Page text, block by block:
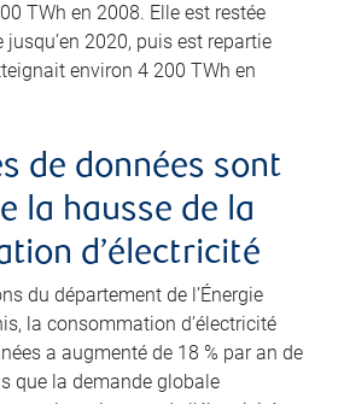
TWh en 2008. Elle est restée
2020, puis est repartie
environ 4 200 TWh en
de données sont
la hausse de la
d’électricité
du département de l’Énergie
la consommation d’électricité
a augmenté de 18 % par an de
que la demande globale